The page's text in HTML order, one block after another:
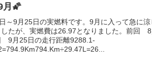
月🌠
～9月25日の実燃料です。9月に入って急に涼
したが、実燃費は26.97となりました。前回
9月25日の走行距離9288.1-